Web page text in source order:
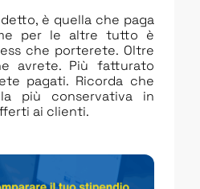
è quella che paga
per le altre tutto è
che porterete. Oltre
avrete. Più fatturato
pagati. Ricorda che
più conservativa in
ai clienti.